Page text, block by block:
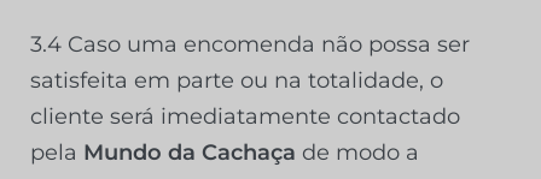
3.4 Caso uma encomenda não possa ser
satisfeita em parte ou na totalidade, o
cliente será imediatamente contactado
pela Mundo da Cachaça de modo a